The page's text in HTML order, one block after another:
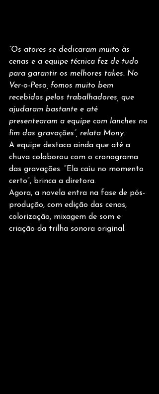
“Os atores se dedicaram muito às
cenas e a equipe técnica fez de tudo
para garantir os melhores takes. No
Ver-o-Peso, fomos muito bem
recebidos pelos trabalhadores, que
ajudaram bastante e até
presentearam a equipe com lanches no
fim das gravações”, relata Mony.
A equipe destaca ainda que até a
chuva colaborou com o cronograma
das gravações. “Ela caiu no momento
certo”, brinca a diretora.
Agora, a novela entra na fase de pós-
produção, com edição das cenas,
colorização, mixagem de som e
criação da trilha sonora original.